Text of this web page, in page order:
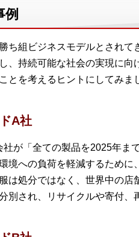
例
ち組ビジネスモデルとされて
、持続可能な社会の実現に
とを考えるヒントにしてみま
A社
が「全ての製品を2025年ま
境への負荷を軽減するため
は処分ではなく、世界中の
別され、リサイクルや寄付、